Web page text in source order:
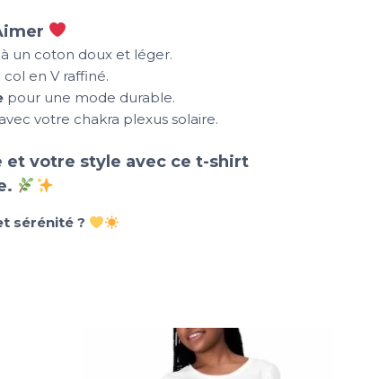
un coton doux et léger.
en V raffiné.
pour une mode durable.
votre chakra plexus solaire.
et votre style avec ce t-shirt
sérénité ?